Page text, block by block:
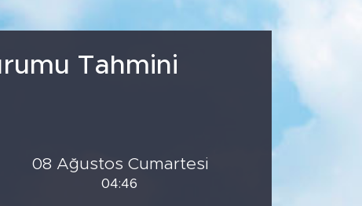
Tahmini
08 Ağustos Cumartesi
04:46